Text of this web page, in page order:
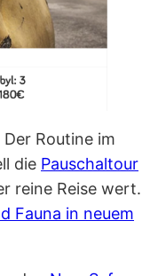
Routine im
die Pauschaltour
reine Reise wert.
Fauna in neuem